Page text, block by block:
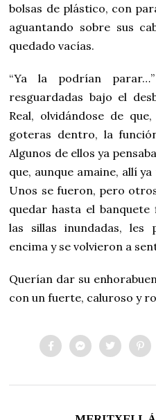
bolsas de plástico, con
aguantando sobre sus
quedado vacías.
“Ya la podrían
resguardadas bajo el
Real, olvidándose de
goteras dentro, la
Algunos de ellos ya
que, aunque amaine, allí
Unos se fueron, pero
quedar hasta el
las sillas inundadas, les
encima y se volvieron a
Querían dar su
con un fuerte, caluroso y